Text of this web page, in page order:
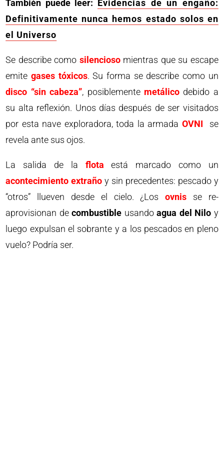
También puede leer: Evidencias de un engaño:
Definitivamente nunca hemos estado solos en
el Universo
Se describe como silenciosomientras que su escape
emite gases tóxicos. Su forma se describe como un
disco “sin cabeza”, posiblemente metálicodebido a
su alta reflexión. Unos días después de ser visitados
por esta nave exploradora, toda la armada OVNI se
revela ante sus ojos.
La salida de la flota está marcado como un
acontecimiento extraño y sin precedentes: pescado y
“otros” llueven desde el cielo. ¿Losovnis se re-
aprovisionan decombustible usandoagua del Nilo y
luego expulsan el sobrante y a los pescados en pleno
vuelo? Podría ser.